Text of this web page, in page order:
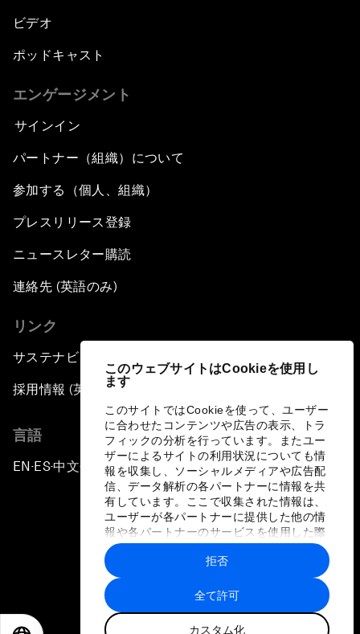
このウェブサイトはCookieを使用し
ます
このサイトではCookieを使って、ユーザー
に合わせたコンテンツや広告の表示、トラ
フィックの分析を行っています。またユー
ザーによるサイトの利用状況についても情
報を収集し、ソーシャルメディアや広告配
信、データ解析の各パートナーに情報を共
有しています。ここで収集された情報は、
ユーザーが各パートナーに提供した他の情
報や各パートナーのサービスを使用した際
に収集された情報と組み合わされ、各パー
トナーによって使用されることがありま
す。
全て許可
カスタム化
拒否
ビデオ
ポッドキャスト
エンゲージメント
サインイン
パートナー（組織）について
参加する（個人、組織）
プレスリリース登録
ニュースレター購読
連絡先 (英語のみ)
リンク
サステナビリティへの取り組み
採用情報 (英語のみ)
言語
EN ▪ ES▪中文▪ 日本語
プライバシーポリシーと利用規約
サイトマップ